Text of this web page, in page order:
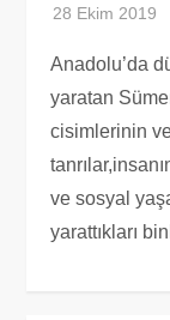
Anadolu’da
yaratan
cisimlerinin
ve sosyal
yarattıkları